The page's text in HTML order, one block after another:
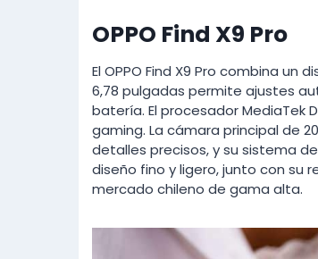
OPPO Find X9 Pro
El OPPO Find X9 Pro combina
6,78 pulgadas permite ajustes
batería. El procesador MediaTek
gaming. La cámara principal de
detalles precisos, y su sistema
diseño fino y ligero, junto con su
mercado chileno de gama alta.